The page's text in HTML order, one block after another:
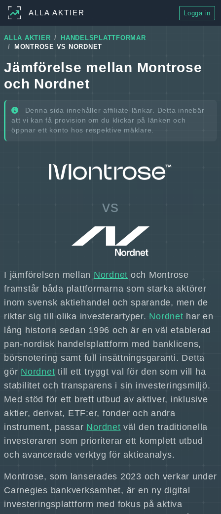
ALLA AKTIER Logga in
ALLA AKTIER
HANDELSPLATTFORMAR
MONTROSE VS NORDNET
Jämförelse mellan Montrose
och Nordnet
Denna sida innehåller affiliate-länkar. Detta innebär
att vi kan få provision om du klickar på länken och
öppnar ett konto hos respektive mäklare.
vs
I jämförelsen mellan Nordnet och Montrose
framstår båda plattformarna som starka aktörer
inom svensk aktiehandel och sparande, men de
riktar sig till olika investerartyper. Nordnet har en
lång historia sedan 1996 och är en väl etablerad
pan-nordisk handelsplattform med banklicens,
börsnotering samt full insättningsgaranti. Detta
gör Nordnet till ett tryggt val för den som vill ha
stabilitet och transparens i sin investeringsmiljö.
Med stöd för ett brett utbud av aktiver, inklusive
aktier, derivat, ETF:er, fonder och andra
instrument, passar Nordnet väl den traditionella
investeraren som prioriterar ett komplett utbud
och avancerade verktyg för aktieanalys.
Montrose, som lanserades 2023 och verkar under
Carnegies bankverksamhet, är en ny digital
investeringsplattform med fokus på aktiva